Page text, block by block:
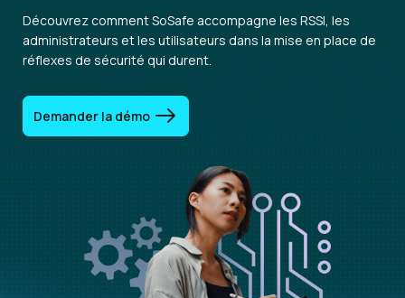
Découvrez comment SoSafe accompagne les RSSI, les
administrateurs et les utilisateurs dans la mise en place de
réflexes de sécurité qui durent.
Demander la démo